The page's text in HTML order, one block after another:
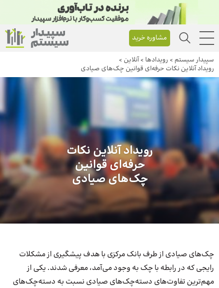
مشاوره خرید
سپیدار سیستم > رویداد‌ها >آنلاین >
رویداد آنلاین نکات حرفه‌ای قوانین چک‌های صیادی
رویداد آنلاین نکات
حرفه‌ای قوانین
چک‌های صیادی
چک‌های صیادی از طرف بانک مرکزی با هدف پیشگیری از مشکلات
رایجی که در رابطه با چک به وجود می‌آمد، معرفی شدند. یکی از
مهم‌ترین تفاوت‌های دسته‌چک‌های صیادی نسبت به دسته‌چک‌های